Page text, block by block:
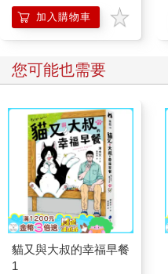
加入購物車
您可能也需要
貓又與大叔的幸福早餐
1